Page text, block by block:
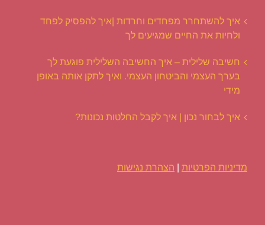
איך להשתחרר מפחדים וחרדות |איך להפסיק לפחד
ולחיות את החיים שמגיעים לך
חשיבה שלילית – איך החשיבה השלילית פוגעת לך
בערך העצמי והביטחון העצמי. ואיך לתקן אותה באופן
מידי
איך לבחור נכון | איך לקבל החלטות נכונות?
מדיניות הפרטיות | הצהרת נגישות